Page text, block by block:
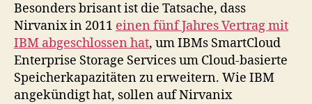
Besonders brisant ist die Tatsache, dass
Nirvanix in 2011 einen fünf Jahres Vertrag mit
IBM abgeschlossen hat, um IBMs SmartCloud
Enterprise Storage Services um Cloud-basierte
Speicherkapazitäten zu erweitern. Wie IBM
angekündigt hat, sollen auf Nirvanix